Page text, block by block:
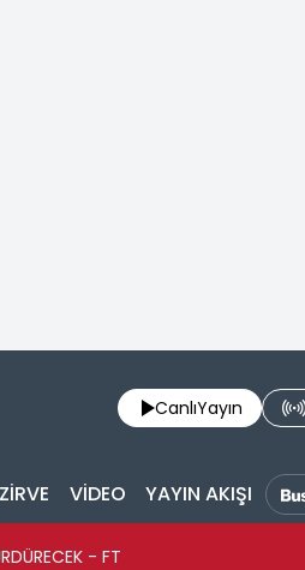
CanlıYayın
ZİRVE VİDEO YAYIN AKIŞI
- FT